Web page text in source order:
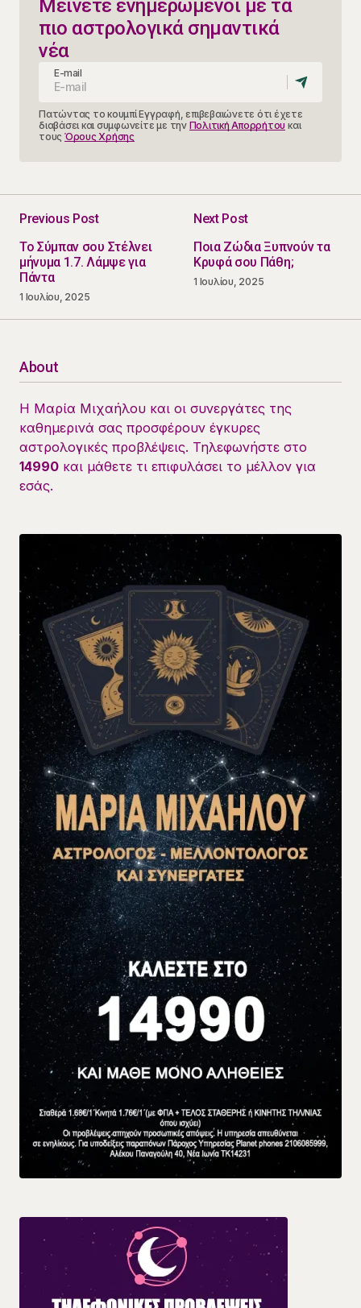
Μείνετε ενημερωμένοι με τα
πιο αστρολογικά σημαντικά
νέα
E-mail
Πατώντας το κουμπί Εγγραφή, επιβεβαιώνετε ότι έχετε
διαβάσει και συμφωνείτε με την Πολιτική Απορρήτου και
τους Όρους Χρήσης
Previous Post
Το Σύμπαν σου Στέλνει
μήνυμα 1.7. Λάμψε για
Πάντα
1 Ιουλίου, 2025
Next Post
Ποια Ζώδια Ξυπνούν τα
Κρυφά σου Πάθη;
1 Ιουλίου, 2025
About
Η Μαρία Μιχαήλου και οι συνεργάτες της
καθημερινά σας προσφέρουν έγκυρες
αστρολογικές προβλέψεις. Τηλεφωνήστε στο
14990 και μάθετε τι επιφυλάσει το μέλλον για
εσάς.